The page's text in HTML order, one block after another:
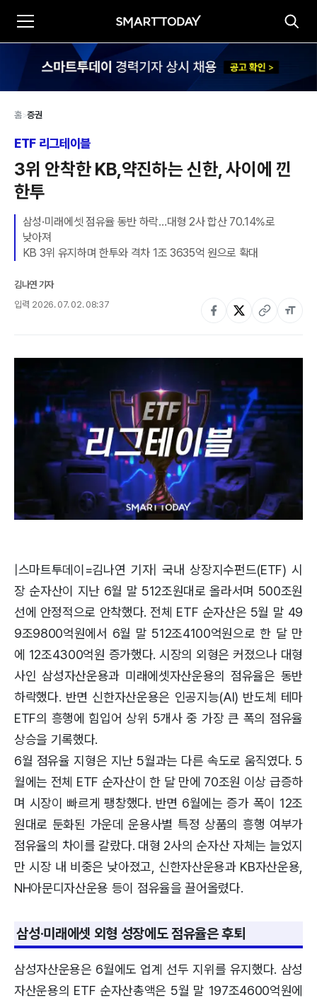
홈>증권
ETF 리그테이블
3위 안착한 KB,약진하는 신한, 사이에 낀
한투
삼성·미래에셋 점유율 동반 하락…대형 2사 합산 70.14%로
낮아져
KB 3위 유지하며 한투와 격차 1조 3635억 원으로 확대
김나연 기자
입력 2026. 07. 02. 08:37
|스마트투데이=김나연 기자| 국내 상장지수펀드(ETF) 시
장 순자산이 지난 6월 말 512조원대로 올라서며 500조원
선에 안정적으로 안착했다. 전체 ETF 순자산은 5월 말 49
9조9800억원에서 6월 말 512조4100억원으로 한 달 만
에 12조4300억원 증가했다. 시장의 외형은 커졌으나 대형
사인 삼성자산운용과 미래에셋자산운용의 점유율은 동반
하락했다. 반면 신한자산운용은 인공지능(AI) 반도체 테마
ETF의 흥행에 힘입어 상위 5개사 중 가장 큰 폭의 점유율
상승을 기록했다.
6월 점유율 지형은 지난 5월과는 다른 속도로 움직였다. 5
월에는 전체 ETF 순자산이 한 달 만에 70조원 이상 급증하
며 시장이 빠르게 팽창했다. 반면 6월에는 증가 폭이 12조
원대로 둔화된 가운데 운용사별 특정 상품의 흥행 여부가
점유율의 차이를 갈랐다. 대형 2사의 순자산 자체는 늘었지
만 시장 내 비중은 낮아졌고, 신한자산운용과 KB자산운용,
NH아문디자산운용 등이 점유율을 끌어올렸다.
삼성·미래에셋 외형 성장에도 점유율은 후퇴
삼성자산운용은 6월에도 업계 선두 지위를 유지했다. 삼성
자산운용의 ETF 순자산총액은 5월 말 197조4600억원에